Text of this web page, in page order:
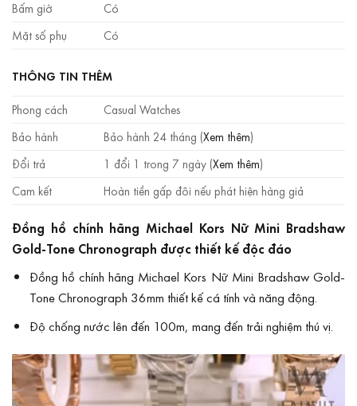
Bấm giờ
Có
Mặt số phụ
Có
THÔNG TIN THÊM
Phong cách
Casual Watches
Bảo hành
Bảo hành 24 tháng (Xem thêm)
Đổi trả
1 đổi 1 trong 7 ngày (Xem thêm)
Cam kết
Hoàn tiền gấp đôi nếu phát hiện hàng giả
Đồng hồ chính hãng Michael Kors Nữ Mini Bradshaw
Gold-Tone Chronograph được thiết kế độc đáo
Đồng hồ chính hãng Michael Kors Nữ Mini Bradshaw Gold-
Tone Chronograph 36mm thiết kế cá tính và năng động.
Độ chống nước lên đến 100m, mang đến trải nghiệm thú vị.